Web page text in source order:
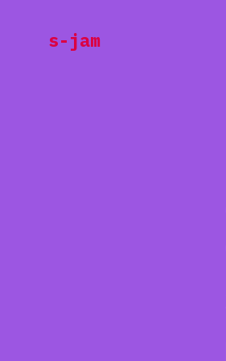
s-jam